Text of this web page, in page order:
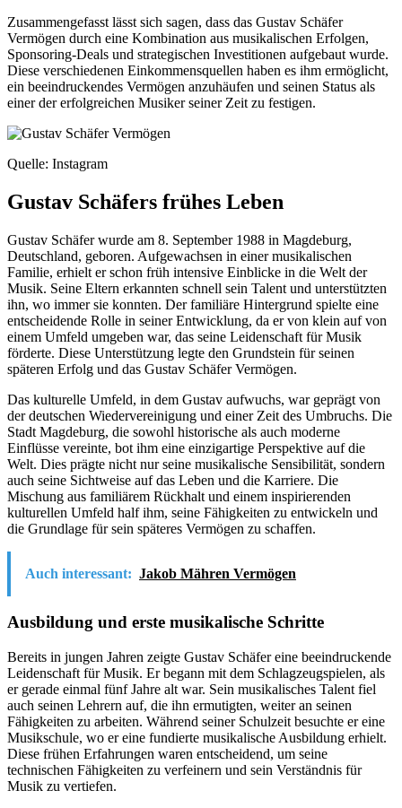
Zusammengefasst lässt sich sagen, dass das Gustav Schäfer
Vermögen durch eine Kombination aus musikalischen Erfolgen,
Sponsoring-Deals und strategischen Investitionen aufgebaut wurde.
Diese verschiedenen Einkommensquellen haben es ihm ermöglicht,
ein beeindruckendes Vermögen anzuhäufen und seinen Status als
einer der erfolgreichen Musiker seiner Zeit zu festigen.
Quelle: Instagram
Gustav Schäfers frühes Leben
Gustav Schäfer wurde am 8. September 1988 in Magdeburg,
Deutschland, geboren. Aufgewachsen in einer musikalischen
Familie, erhielt er schon früh intensive Einblicke in die Welt der
Musik. Seine Eltern erkannten schnell sein Talent und unterstützten
ihn, wo immer sie konnten. Der familiäre Hintergrund spielte eine
entscheidende Rolle in seiner Entwicklung, da er von klein auf von
einem Umfeld umgeben war, das seine Leidenschaft für Musik
förderte. Diese Unterstützung legte den Grundstein für seinen
späteren Erfolg und das Gustav Schäfer Vermögen.
Das kulturelle Umfeld, in dem Gustav aufwuchs, war geprägt von
der deutschen Wiedervereinigung und einer Zeit des Umbruchs. Die
Stadt Magdeburg, die sowohl historische als auch moderne
Einflüsse vereinte, bot ihm eine einzigartige Perspektive auf die
Welt. Dies prägte nicht nur seine musikalische Sensibilität, sondern
auch seine Sichtweise auf das Leben und die Karriere. Die
Mischung aus familiärem Rückhalt und einem inspirierenden
kulturellen Umfeld half ihm, seine Fähigkeiten zu entwickeln und
die Grundlage für sein späteres Vermögen zu schaffen.
Auch interessant: Jakob Mähren Vermögen
Ausbildung und erste musikalische Schritte
Bereits in jungen Jahren zeigte Gustav Schäfer eine beeindruckende
Leidenschaft für Musik. Er begann mit dem Schlagzeugspielen, als
er gerade einmal fünf Jahre alt war. Sein musikalisches Talent fiel
auch seinen Lehrern auf, die ihn ermutigten, weiter an seinen
Fähigkeiten zu arbeiten. Während seiner Schulzeit besuchte er eine
Musikschule, wo er eine fundierte musikalische Ausbildung erhielt.
Diese frühen Erfahrungen waren entscheidend, um seine
technischen Fähigkeiten zu verfeinern und sein Verständnis für
Musik zu vertiefen.